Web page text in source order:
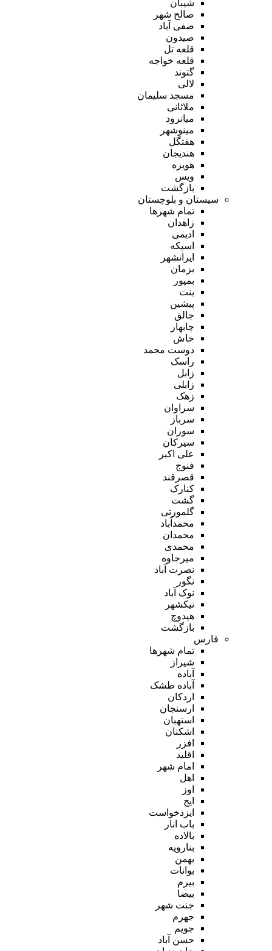
شیبان
صالح شهر
صفی آباد
صیدون
قلعه تل
قلعه خواجه
گتوند
لالی
مسجد سلیمان
ملاثانی
میانرود
مینوشهر
هفتگل
هندیجان
هویزه
ویس
بازگشت
سیستان و بلوچستان
تمام شهر‌ها
زاهدان
ادیمی
اسپکه
ایرانشهر
بزمان
بمپور
بنت
پیشین
جالق
چابهار
خاش
دوست محمد
راسک
زابل
زابلی
زهک
سراوان
سرباز
سوران
سیرکان
علی اکبر
فنوج
قصرقند
کنارک
گشت
گلمورتی
محمدآباد
محمدان
محمدی
میرجاوه
نصرت آباد
نگور
نوک آباد
نیکشهر
هیدوچ
بازگشت
فارس
تمام شهر‌ها
شیراز
آباده
آباده طشک
اردکان
ارسنجان
استهبان
اشکنان
افزر
اقلید
امام شهر
اهل
اوز
ایج
ایزدخواست
باب انار
بالاده
بنارویه
بهمن
بوانات
بیرم
بیضا
جنت شهر
جهرم
جویم
حسن آباد